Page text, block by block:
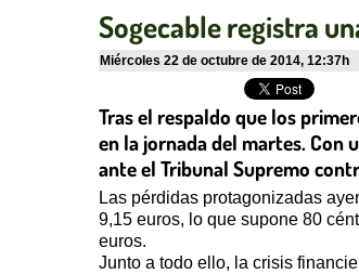
Sogecable registra
miércoles 22 de octubre de 2014, 12:37h
Tras el respaldo que los
en la jornada del martes. Con
ante el Tribunal Supremo
Las pérdidas protagonizadas
9,15 euros, lo que supone 80
euros.
Junto a todo ello, la crisis